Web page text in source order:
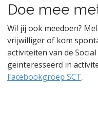
Doe mee
Wil jij ook meedoen?
vrijwilliger of kom
activiteiten van de
geïnteresseerd in
Facebookgroep SCT.